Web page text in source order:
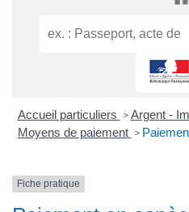
Accueil particuliers > Argent -
Moyens de paiement >
Fiche pratique